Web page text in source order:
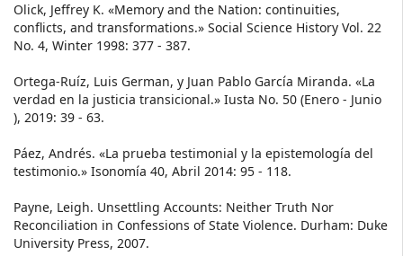
Olick, Jeffrey K. «Memory and the Nation: continuities,
conflicts, and transformations.» Social Science History Vol. 22
No. 4, Winter 1998: 377 - 387.
Ortega-Ruíz, Luis German, y Juan Pablo García Miranda. «La
verdad en la justicia transicional.» Iusta No. 50 (Enero - Junio
), 2019: 39 - 63.
Páez, Andrés. «La prueba testimonial y la epistemología del
testimonio.» Isonomía 40, Abril 2014: 95 - 118.
Payne, Leigh. Unsettling Accounts: Neither Truth Nor
Reconciliation in Confessions of State Violence. Durham: Duke
University Press, 2007.